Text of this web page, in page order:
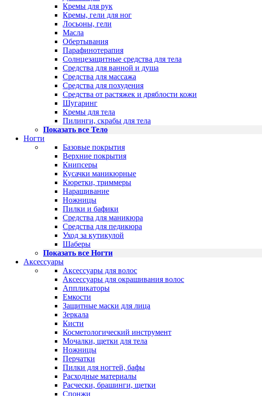
Кремы для рук
Кремы, гели для ног
Лосьоны, гели
Масла
Обертывания
Парафинотерапия
Солнцезащитные средства для тела
Средства для ванной и душа
Средства для массажа
Средства для похудения
Средства от растяжек и дряблости кожи
Шугаринг
Кремы для тела
Пилинги, скрабы для тела
Показать все Тело
Ногти
Базовые покрытия
Верхние покрытия
Книпсеры
Кусачки маникюрные
Кюретки, триммеры
Наращивание
Ножницы
Пилки и бафики
Средства для маникюра
Средства для педикюра
Уход за кутикулой
Шаберы
Показать все Ногти
Аксессуары
Аксессуары для волос
Аксессуары для окрашивания волос
Аппликаторы
Емкости
Защитные маски для лица
Зеркала
Кисти
Косметологический инструмент
Мочалки, щетки для тела
Ножницы
Перчатки
Пилки для ногтей, бафы
Расходные материалы
Расчески, брашинги, щетки
Спонжи